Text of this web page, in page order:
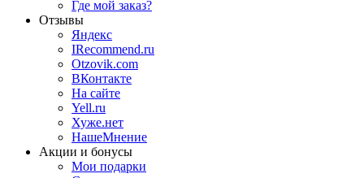
Где мой заказ?
Отзывы
Яндекс
IRecommend.ru
Otzovik.com
ВКонтакте
На сайте
Yell.ru
Хуже.нет
НашеМнение
Акции и бонусы
Мои подарки